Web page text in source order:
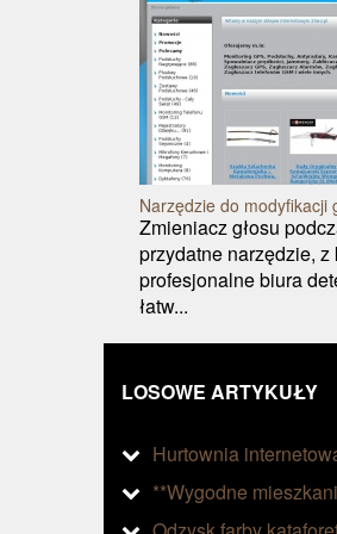
Narzędzie do modyfikacji
Zmieniacz głosu
przydatne narzędzie,
profesjonalne biura
łatw...
LOSOWE ARTYKUŁY
Hurtownia
**Wygodne